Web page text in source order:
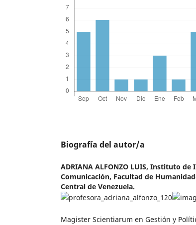
Biografía del autor/a
ADRIANA ALFONZO LUIS, Instituto de
Comunicación, Facultad de
Central de Venezuela.
Magister Scientiarum en Gestión y